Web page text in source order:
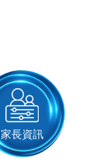
家長資訊